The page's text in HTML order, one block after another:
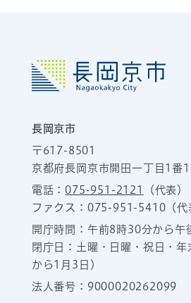
長岡京市
〒617-8501
京都府長岡京市開田一丁目1番
電話：075-951-2121
（代表）
ファクス：075-951-5410（代
開庁時間：午前8時30分から
閉庁日：土曜・日曜・祝日・
から1月3日）
法人番号：9000020262099